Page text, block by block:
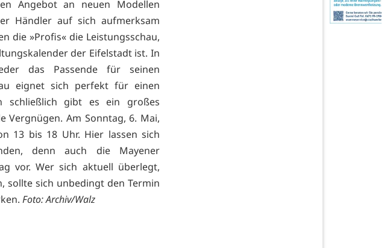
Angebot an neuen Modellen
Händler auf sich aufmerksam
die »Profis« die Leistungsschau,
der Eifelstadt ist. In
das Passende für seinen
eignet sich perfekt für einen
schließlich gibt es ein großes
Vergnügen. Am Sonntag, 6. Mai,
13 bis 18 Uhr. Hier lassen sich
denn auch die Mayener
vor. Wer sich aktuell überlegt,
sollte sich unbedingt den Termin
Foto: Archiv/Walz